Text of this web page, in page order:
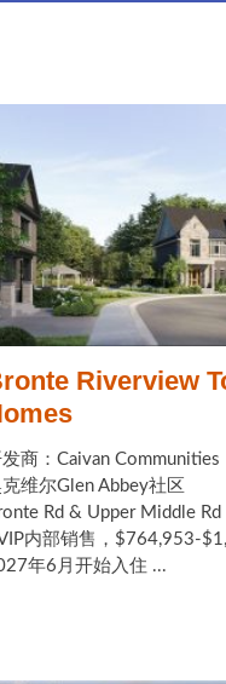
Riverview
商：Caivan Communities
维尔Glen Abbey社区
Rd & Upper Middle Rd
内部销售，$764,953-
年6月开始入住 ...